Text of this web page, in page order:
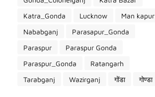
Katra_Gonda
Lucknow
Man kapur
Nababganj
Parasapur_Gonda
Paraspur
Paraspur Gonda
Paraspur_Gonda
Ratangarh
Tarabganj
Wazirganj गोंडा गोण्डा